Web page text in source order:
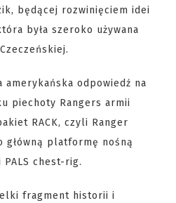
będącej rozwinięciem idei
była szeroko używana
amerykańska odpowiedź na
piechoty Rangers armii
RACK, czyli Ranger
główną platformę nośną
chest-rig.
fragment historii i